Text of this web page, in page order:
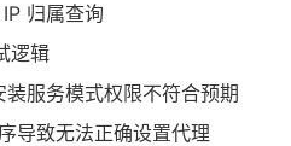
归属查询
逻辑
服务模式权限不符合预期
导致无法正确设置代理